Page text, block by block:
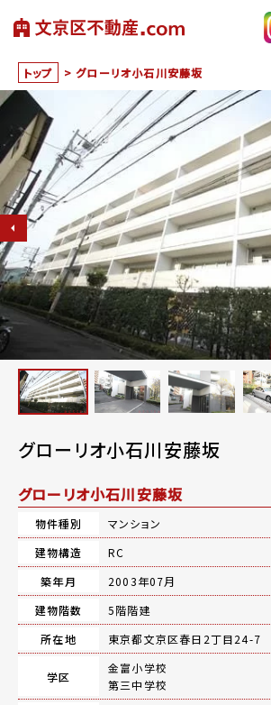
トップ > グローリオ小石川安藤坂
グローリオ小石川安藤坂
グローリオ小石川安藤坂
物件種別
マンション
建物構造
RC
築年月
2003年07月
建物階数
5階階建
所在地
東京都文京区春日2丁目24-7
学区
金富小学校
第三中学校